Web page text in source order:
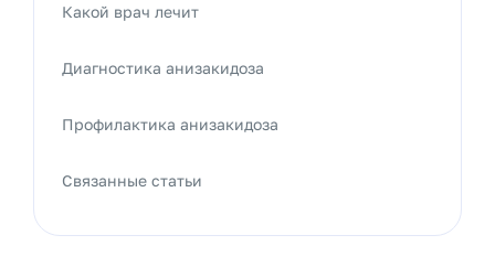
Какой врач лечит
Диагностика анизакидоза
Профилактика анизакидоза
Связанные статьи